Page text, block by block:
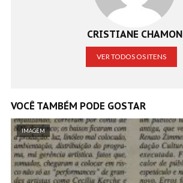
CRISTIANE CHAMON
VER TODOS OS ITENS
VOCÊ TAMBÉM PODE GOSTAR
IMAGEM